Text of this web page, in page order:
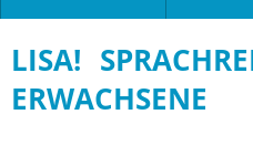
LISA!
ERWACHSENE